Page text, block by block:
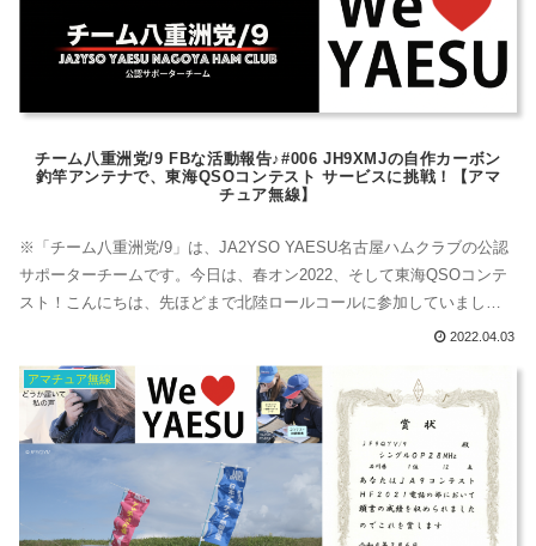
チーム八重洲党/9 FBな活動報告♪#006 JH9XMJの自作カーボン
釣竿アンテナで、東海QSOコンテスト サービスに挑戦！【アマ
チュア無線】
※「チーム八重洲党/9」は、JA2YSO YAESU名古屋ハムクラブの公認
サポーターチームです。今日は、春オン2022、そして東海QSOコンテ
スト！こんにちは、先ほどまで北陸ロールコールに参加していまし
た、いしかわLA313です。フリラの方の記事はこちらです。ログの記録
春の一斉オンエアディ2022 北陸ロールコール ※ロ...
2022.04.03
アマチュア無線